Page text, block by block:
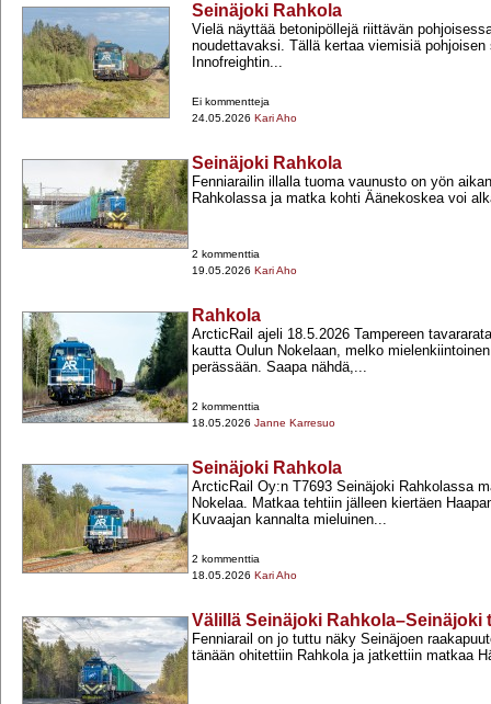
Seinäjoki Rahkola
Vielä näyttää betonipöllejä riittävän
noudettavaksi. Tällä kertaa viemisiä
Innofreightin...
Ei kommentteja
24.05.2026 Kari Aho
Seinäjoki Rahkola
Fenniarailin illalla tuoma vaunusto on yön
Rahkolassa ja matka kohti Äänekoskea voi
2 kommenttia
19.05.2026 Kari Aho
Rahkola
ArcticRail ajeli 18.5.2026 Tampereen
kautta Oulun Nokelaan, melko
perässään. Saapa nähdä,...
2 kommenttia
18.05.2026 Janne Karresuo
Seinäjoki Rahkola
ArcticRail Oy:n T7693 Seinäjoki Rahkolassa
Nokelaa. Matkaa tehtiin jälleen kiertäen
Kuvaajan kannalta mieluinen...
2 kommenttia
18.05.2026 Kari Aho
Välillä Seinäjoki Rahkola–Seinäjoki
Fenniarail on jo tuttu näky Seinäjoen
tänään ohitettiin Rahkola ja jatkettiin matkaa